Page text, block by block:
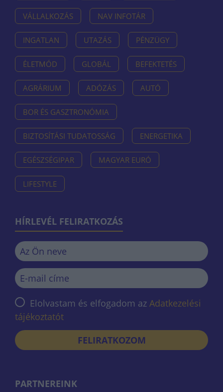
VÁLLALKOZÁS NAV INFOTÁR
INGATLAN UTAZÁS PÉNZÜGY
ÉLETMÓD GLOBÁL BEFEKTETÉS
AGRÁRIUM ADÓZÁS AUTÓ
BOR ÉS GASZTRONÓMIA
BIZTOSÍTÁSI TUDATOSSÁG ENERGETIKA
EGÉSZSÉGIPAR MAGYAR EURÓ
LIFESTYLE
HÍRLEVÉL FELIRATKOZÁS
Elolvastam és elfogadom az Adatkezelési
tájékoztatót
FELIRATKOZOM
PARTNEREINK